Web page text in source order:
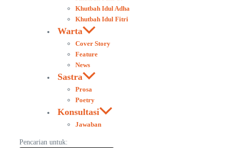
Khutbah Idul Adha
Khutbah Idul Fitri
Warta
Cover Story
Feature
News
Sastra
Prosa
Poetry
Konsultasi
Jawaban
Pencarian untuk: